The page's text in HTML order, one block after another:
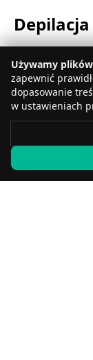
Katowice
Gdynia
Radom
Rzeszów
Gliwice
Używamy
zapewnić
dopasowanie
w ustawieniach